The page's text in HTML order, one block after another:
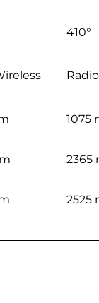
410°
1075
2365
2525